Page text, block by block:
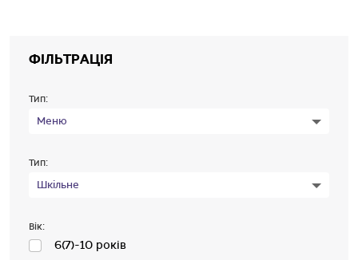
ФІЛЬТРАЦІЯ
Тип:
Меню
Тип:
Шкільне
Вік:
6(7)-10 років